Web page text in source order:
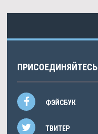
ПРИСОЕДИНЯЙТЕСЬ
ФЭЙСБУК
ТВИТЕР